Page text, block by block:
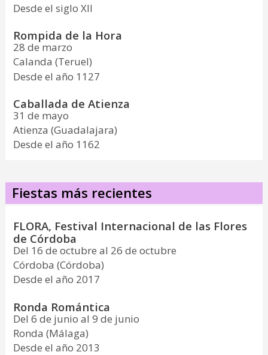
Desde el siglo XII
Rompida de la Hora
28 de marzo
Calanda (Teruel)
Desde el año 1127
Caballada de Atienza
31 de mayo
Atienza (Guadalajara)
Desde el año 1162
Fiestas más recientes
FLORA, Festival Internacional de las Flores
de Córdoba
Del 16 de octubre al 26 de octubre
Córdoba (Córdoba)
Desde el año 2017
Ronda Romántica
Del 6 de junio al 9 de junio
Ronda (Málaga)
Desde el año 2013